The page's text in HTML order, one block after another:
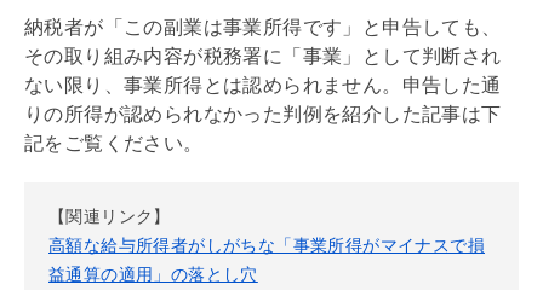
納税者が「この副業は事業所得です」と申告しても、
その取り組み内容が税務署に「事業」として判断され
ない限り、事業所得とは認められません。申告した通
りの所得が認められなかった判例を紹介した記事は下
記をご覧ください。
【関連リンク】
高額な給与所得者がしがちな「事業所得がマイナスで損
益通算の適用」の落とし穴